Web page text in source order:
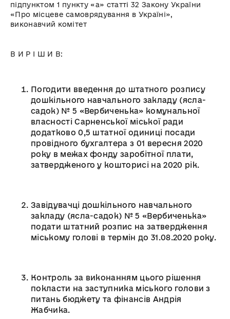
підпунктом 1 пункту «а» статті 32 Закону України
«Про місцеве самоврядування в Україні»,
виконавчий комітет
В И Р І Ш И В:
Погодити введення до штатного розпису
дошкільного навчального закладу (ясла-
садок) № 5 «Вербиченька» комунальної
власності Сарненської міської ради
додатково 0,5 штатної одиниці посади
провідного бухгалтера з 01 вересня 2020
року в межах фонду заробітної плати,
затвердженого у кошторисі на 2020 рік.
Завідувачці дошкільного навчального
закладу (ясла-садок) № 5 «Вербиченька»
подати штатний розпис на затвердження
міському голові в термін до 31.08.2020 року.
Контроль за виконанням цього рішення
покласти на заступника міського голови з
питань бюджету та фінансів Андрія
Жабчика.